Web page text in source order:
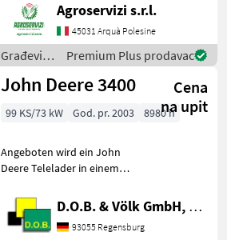
E SGANCIO RAPIDO
PORTATA MAX: 50 QLI
ALTEZZA MAX DI
SOLLEVAMENTO: 9 MT
MOTORE: PERKINS 145 CV
ORE DI
Agroservizi s.r.l.
45031 Arquà Polesine
Građevinski
strojevi /
Manitou
Premium Plus prodavac
John Deere 3400
Cena
na upit
99 KS/73 kW God. pr. 2003 8980 h
Angeboten wird ein John
Deere Telelader in einem
Zustand. Planettenantrieb
vorne links defekt Auspuff
abgerostet Sitz defekt inkl.
D.O.B. & Völk GmbH, Filiale Regensburg
93055 Regensburg